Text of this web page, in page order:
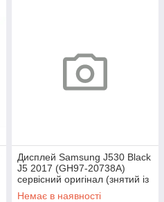
Дисплей Samsung J530 Black
J5 2017 (GH97-20738A)
сервісний оригінал (знятий із
телефона)
Немає в наявності